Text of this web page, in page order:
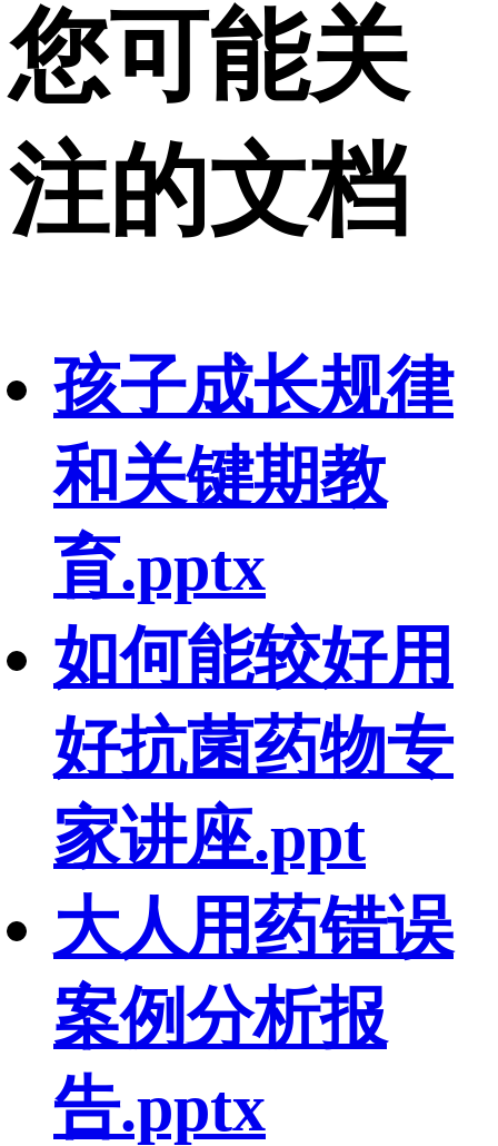
您可能关
注的文档
孩子成长规律
和关键期教
育.pptx
如何能较好用
好抗菌药物专
家讲座.ppt
大人用药错误
案例分析报
告.pptx